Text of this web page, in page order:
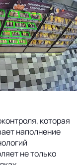
которая
наполнение
не только